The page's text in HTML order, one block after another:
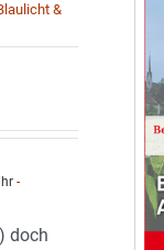
&
-
doch